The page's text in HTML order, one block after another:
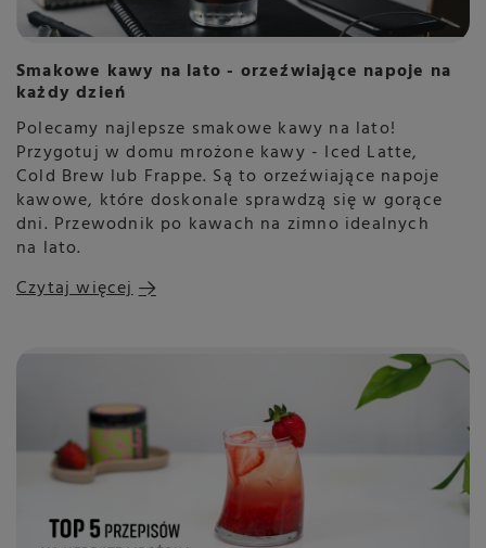
Smakowe kawy na lato - orzeźwiające napoje na
każdy dzień
Polecamy najlepsze smakowe kawy na lato!
Przygotuj w domu mrożone kawy - Iced Latte,
Cold Brew lub Frappe. Są to orzeźwiające napoje
kawowe, które doskonale sprawdzą się w gorące
dni. Przewodnik po kawach na zimno idealnych
na lato.
Czytaj więcej